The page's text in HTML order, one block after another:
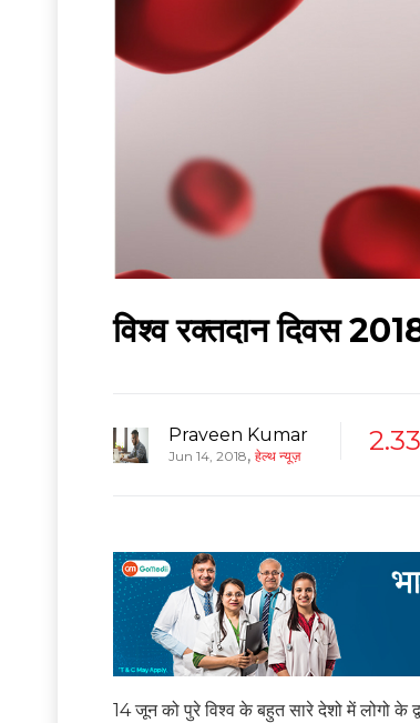
विश्व रक्तदान दिवस
Praveen Kumar
Jun 14, 2018, हेल्थ न्यूज़
14 जून को पुरे विश्व के बहुत सारे देशो में लोगो के